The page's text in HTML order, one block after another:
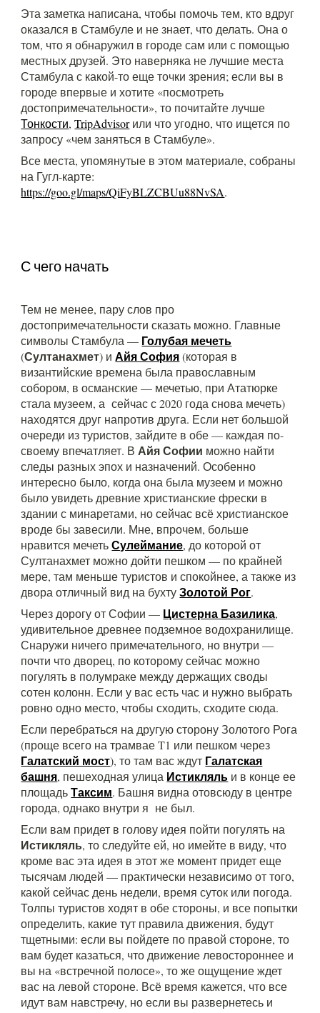
Эта заметка написана, чтобы помочь тем, кто вдруг
оказался в Стамбуле и не знает, что делать. Она о
том, что я обнаружил в городе сам или с помощью
местных друзей. Это наверняка не лучшие места
Стамбула с какой-то еще точки зрения; если вы в
городе впервые и хотите «посмотреть
достопримечательности», то почитайте лучше
Тонкости, TripAdvisorили что угодно, что ищется по
запросу «чем заняться в Стамбуле».
Все места, упомянутые в этом материале, собраны
на Гугл-карте:
https://goo.gl/maps/QiFyBLZCBUu88NvSA.
С чего начать
Тем не менее, пару слов про
достопримечательности сказать можно. Главные
символы Стамбула — Голубая мечеть
(Султанахмет) и Айя София(которая в
византийские времена была православным
собором, в османские — мечетью, при Ататюрке
стала музеем, а сейчас с 2020 года снова мечеть)
находятся друг напротив друга. Если нет большой
очереди из туристов, зайдите в обе — каждая по-
своему впечатляет. В Айя Софии можно найти
следы разных эпох и назначений. Особенно
интересно было, когда она была музеем и можно
было увидеть древние христианские фрески в
здании с минаретами, но сейчас всё христианское
вроде бы завесили. Мне, впрочем, больше
нравится мечеть Сулеймание, до которой от
Султанахмет можно дойти пешком — по крайней
мере, там меньше туристов и спокойнее, а также из
двора отличный вид на бухту Золотой Рог.
Через дорогу от Софии — Цистерна Базилика,
удивительное древнее подземное водохранилище.
Снаружи ничего примечательного, но внутри —
почти что дворец, по которому сейчас можно
погулять в полумраке между держащих своды
сотен колонн. Если у вас есть час и нужно выбрать
ровно одно место, чтобы сходить, сходите сюда.
Если перебраться на другую сторону Золотого Рога
(проще всего на трамвае T1 или пешком через
Галатский мост), то там вас ждут Галатская
башня, пешеходная улица Истикляль и в конце ее
площадь Таксим. Башня видна отовсюду в центре
города, однако внутри я не был.
Если вам придет в голову идея пойти погулять на
Истикляль, то следуйте ей, но имейте в виду, что
кроме вас эта идея в этот же момент придет еще
тысячам людей — практически независимо от того,
какой сейчас день недели, время суток или погода.
Толпы туристов ходят в обе стороны, и все попытки
определить, какие тут правила движения, будут
тщетными: если вы пойдете по правой стороне, то
вам будет казаться, что движение левостороннее и
вы на «встречной полосе», то же ощущение ждет
вас на левой стороне. Всё время кажется, что все
идут вам навстречу, но если вы развернетесь и